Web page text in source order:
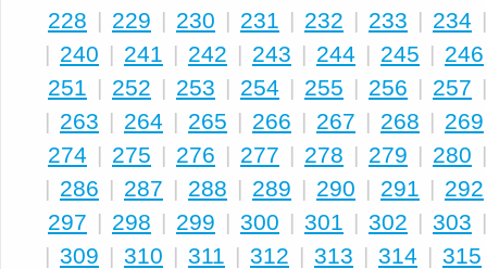
228 | 229 | 230 | 231 | 232 | 233 | 234
| 240 | 241 | 242 | 243 | 244 | 245 | 246
251 | 252 | 253 | 254 | 255 | 256 | 257
| 263 | 264 | 265 | 266 | 267 | 268 | 269
274 | 275 | 276 | 277 | 278 | 279 | 280
| 286 | 287 | 288 | 289 | 290 | 291 | 292
297 | 298 | 299 | 300 | 301 | 302 | 303
| 309 | 310 | 311 | 312 | 313 | 314 | 315